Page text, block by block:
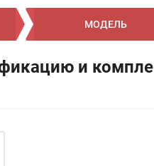
МОДЕЛЬ
и